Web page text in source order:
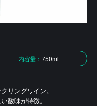
内容量： 750ml
リングワイン。
酸味が特徴。